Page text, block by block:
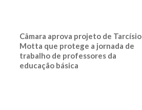
Câmara aprova projeto de Tarcísio
Motta que protege a jornada de
trabalho de professores da
educação básica